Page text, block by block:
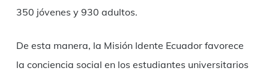
350 jóvenes y 930 adultos.
De esta manera, la Misión Idente Ecuador favorece
la conciencia social en los estudiantes universitarios